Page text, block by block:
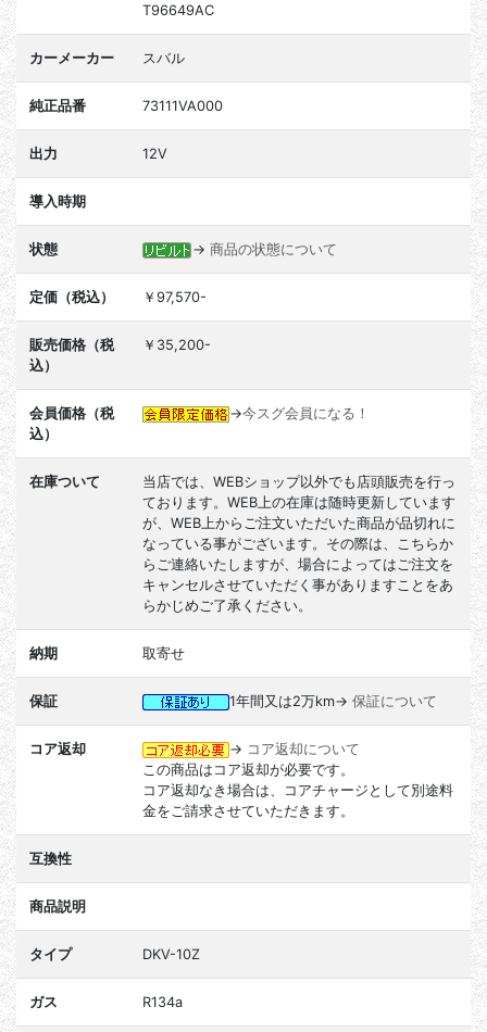
T96649AC
カーメーカー スバル
純正品番 73111VA000
出力 12V
導入時期
状態 → 商品の状態について
定価（税込） ￥97,570-
販売価格（税
込）
￥35,200-
会員価格（税
込）
→今スグ会員になる！
在庫ついて
当店では、WEBショップ以外でも店頭販売を行っ
ております。WEB上の在庫は随時更新しています
が、WEB上からご注文いただいた商品が品切れに
なっている事がございます。その際は、こちらか
らご連絡いたしますが、場合によってはご注文を
キャンセルさせていただく事がありますことをあ
らかじめご了承ください。
納期 取寄せ
保証 1年間又は2万km→ 保証について
コア返却 → コア返却について
この商品はコア返却が必要です。
コア返却なき場合は、コアチャージとして別途料
金をご請求させていただきます。
互換性
商品説明
タイプ DKV-10Z
ガス R134a